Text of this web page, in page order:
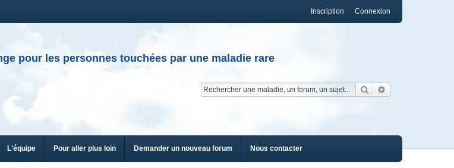
Connexion
Inscription
pour les personnes touchées par une maladie rare
Rechercher
L'équipe Pour aller plus loin Demander un nouveau forum Nous contacter